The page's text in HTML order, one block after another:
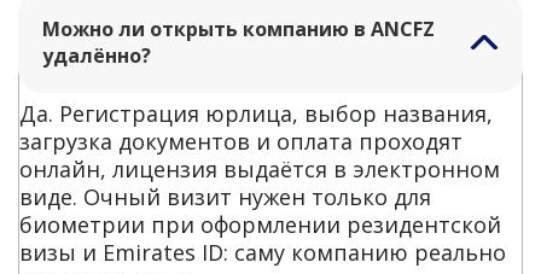
Можно ли открыть компанию в ANCFZ
удалённо?
Да. Регистрация юрлица, выбор названия,
загрузка документов и оплата проходят
онлайн, лицензия выдаётся в электронном
виде. Очный визит нужен только для
биометрии при оформлении резидентской
визы и Emirates ID: саму компанию реально